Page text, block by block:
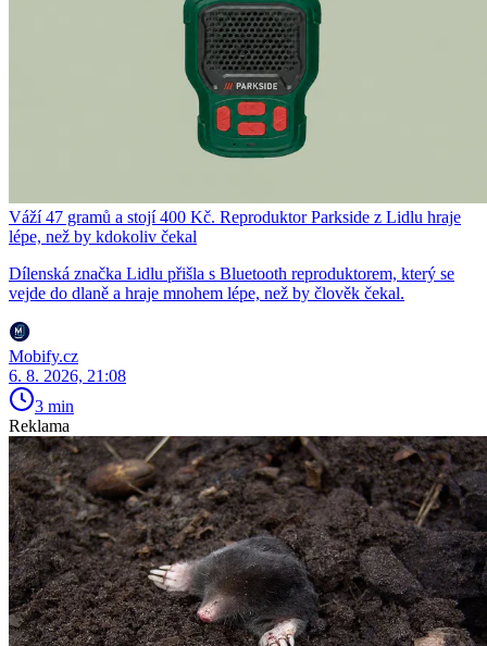
Váží 47 gramů a stojí 400 Kč. Reproduktor Parkside z Lidlu hraje
lépe, než by kdokoliv čekal
Dílenská značka Lidlu přišla s Bluetooth reproduktorem, který se
vejde do dlaně a hraje mnohem lépe, než by člověk čekal.
Mobify.cz
6. 8. 2026, 21:08
3 min
Reklama